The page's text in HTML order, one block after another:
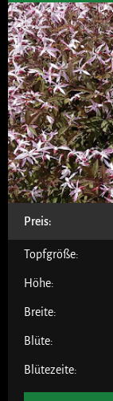
Preis:
Topfgröße:
Höhe:
Breite:
Blüte:
Blütezeite: